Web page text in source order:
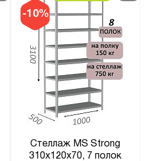
-10%
Стеллаж MS Strong
310х120х70, 7 полок
Сбросить